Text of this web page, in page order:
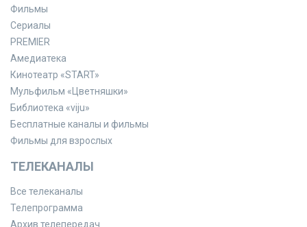
Фильмы
Сериалы
PREMIER
Амедиатека
Кинотеатр «START»
Мульфильм «Цветняшки»
Библиотека «viju»
Бесплатные каналы и фильмы
Фильмы для взрослых
ТЕЛЕКАНАЛЫ
Все телеканалы
Телепрограмма
Архив телепередач